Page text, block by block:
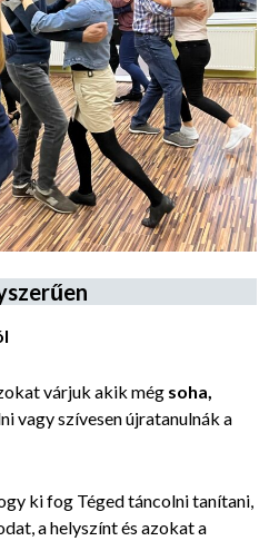
várjuk akik még soha,
vagy szívesen újratanulnák a
ki fog Téged táncolni tanítani,
a helyszínt és azokat a